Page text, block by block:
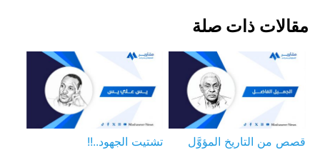
مقالات ذات صلة
قصص من التاريخ المؤوَّل
تشتيت الجهود..!!